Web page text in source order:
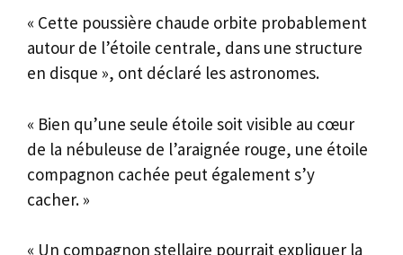
« Cette poussière chaude orbite probablement
autour de l’étoile centrale, dans une structure
en disque », ont déclaré les astronomes.
« Bien qu’une seule étoile soit visible au cœur
de la nébuleuse de l’araignée rouge, une étoile
compagnon cachée peut également s’y
cacher. »
« Un compagnon stellaire pourrait expliquer la